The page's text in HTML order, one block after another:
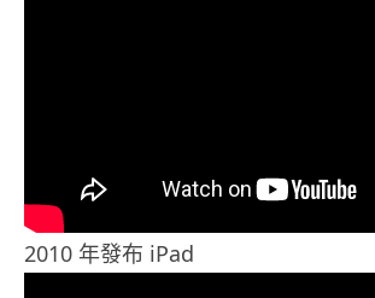
2010 年發布 iPad